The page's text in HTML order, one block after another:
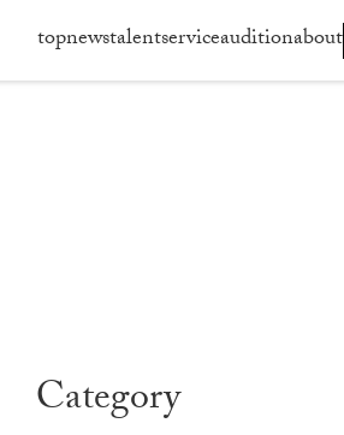
topnewstalentserviceauditionabout
Category